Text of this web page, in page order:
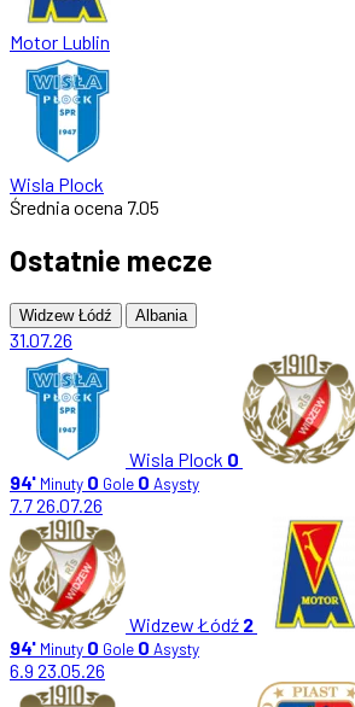
Motor Lublin
Wisla Plock
Średnia ocena 7.05
Ostatnie mecze
Widzew Łódź Albania
31.07.26
Wisla Plock 0
94' Minuty 0 Gole 0 Asysty
7.726.07.26
Widzew Łódź 2
94' Minuty 0 Gole 0 Asysty
6.9 23.05.26